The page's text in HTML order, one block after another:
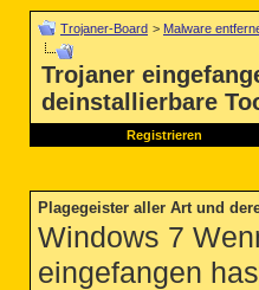
Trojaner-Board > Malware
Trojaner
deinstallierbare
Registrieren
Plagegeister aller Art und
Windows 7
eingefangen